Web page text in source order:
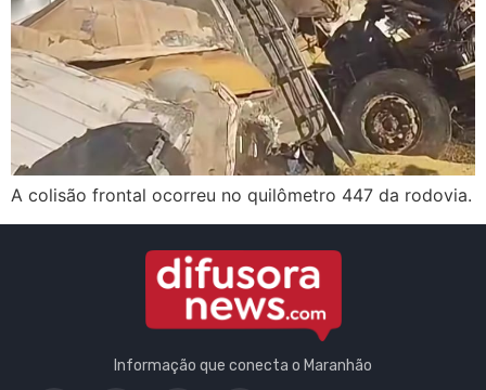
A colisão frontal ocorreu no quilômetro 447 da rodovia.
Informação que conecta o Maranhão